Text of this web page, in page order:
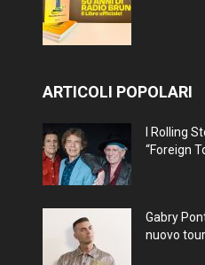
ARTICOLI POPOLARI
I Rolling
“Foreign
Gabry
nuovo